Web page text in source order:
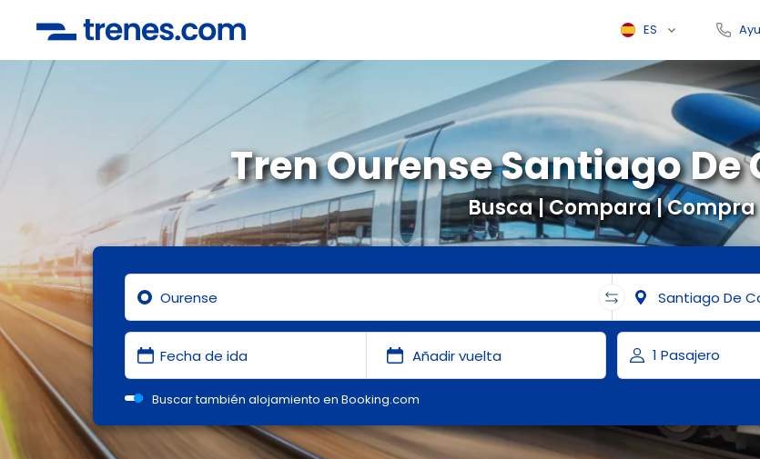
ES
Busca | Compara | Compra
Tren Ourense Santiago
Buscar también alojamiento en Booking.com